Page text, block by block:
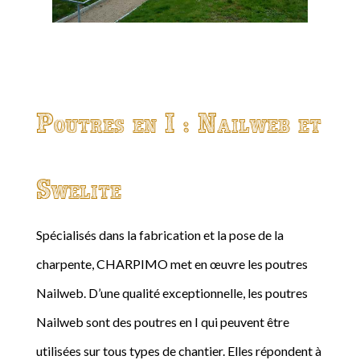
Poutres en I : Nailweb et
Swelite
Spécialisés dans la fabrication et la pose de la
charpente, CHARPIMO met en œuvre les poutres
Nailweb. D’une qualité exceptionnelle, les poutres
Nailweb sont des poutres en I qui peuvent être
utilisées sur tous types de chantier. Elles répondent à